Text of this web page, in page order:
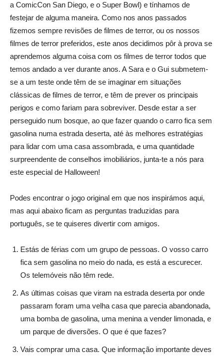
a ComicCon San Diego, e o Super Bowl) e tínhamos de
festejar de alguma maneira. Como nos anos passados
fizemos sempre revisões de filmes de terror, ou os nossos
filmes de terror preferidos, este anos decidimos pôr à prova se
aprendemos alguma coisa com os filmes de terror todos que
temos andado a ver durante anos. A Sara e o Gui submetem-
se a um teste onde têm de se imaginar em situações
clássicas de filmes de terror, e têm de prever os principais
perigos e como fariam para sobreviver. Desde estar a ser
perseguido num bosque, ao que fazer quando o carro fica sem
gasolina numa estrada deserta, até às melhores estratégias
para lidar com uma casa assombrada, e uma quantidade
surpreendente de conselhos imobiliários, junta-te a nós para
este especial de Halloween!
Podes encontrar o jogo original em que nos inspirámos aqui,
mas aqui abaixo ficam as perguntas traduzidas para
português, se te quiseres divertir com amigos.
Estás de férias com um grupo de pessoas. O vosso carro
fica sem gasolina no meio do nada, es está a escurecer.
Os telemóveis não têm rede.
As últimas coisas que viram na estrada deserta por onde
passaram foram uma velha casa que parecia abandonada,
uma bomba de gasolina, uma menina a vender limonada, e
um parque de diversões. O que é que fazes?
Vais comprar uma casa. Que informação importante deves